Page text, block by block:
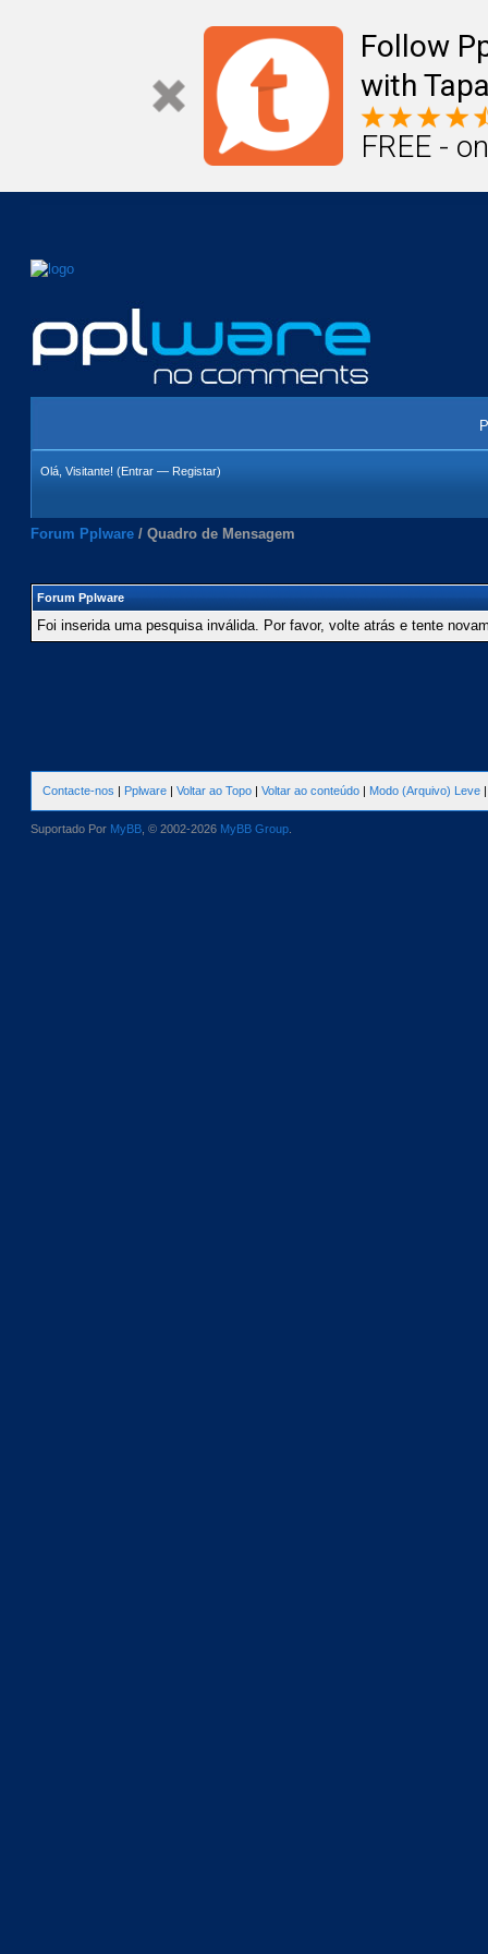
Follow
with
FREE -
Olá, Visitante! (Entrar — Registar)
Forum Pplware / Quadro de Mensagem
Forum Pplware
Foi inserida uma pesquisa inválida. Por favor, volte atrás e tente
Contacte-nos | Pplware | Voltar ao Topo | Voltar ao conteúdo | Modo (Arquivo) Leve
Suportado Por MyBB , © 2002-2026 MyBB Group